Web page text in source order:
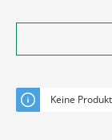
Keine